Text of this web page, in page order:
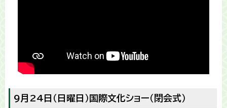
9月24日（日曜日）国際文化ショー（閉会式）